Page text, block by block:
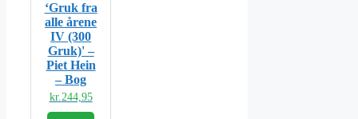
‘Gruk fra
alle årene
IV (300
Gruk)' –
Piet Hein
– Bog
kr.244,95